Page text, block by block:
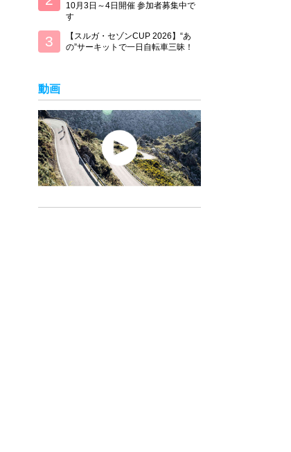
10月3日～4日開催 参加者募集中で
す
【スルガ・セゾンCUP 2026】“あ
の”サーキットで一日自転車三昧！
動画